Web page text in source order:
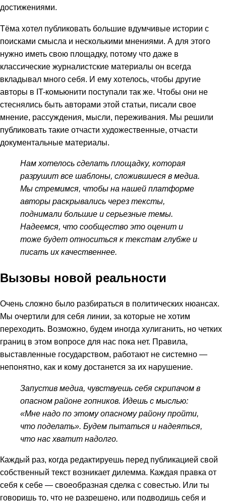
достижениями.
Тёма хотел публиковать большие вдумчивые истории с
поисками смысла и несколькими мнениями. А для этого
нужно иметь свою площадку, потому что даже в
классические журналистские материалы он всегда
вкладывал много себя. И ему хотелось, чтобы другие
авторы в IT-комьюнити поступали так же. Чтобы они не
стеснялись быть авторами этой статьи, писали свое
мнение, рассуждения, мысли, переживания. Мы решили
публиковать такие отчасти художественные, отчасти
документальные материалы.
Нам хотелось сделать площадку, которая
разрушит все шаблоны, сложившиеся в медиа.
Мы стремимся, чтобы на нашей платформе
авторы раскрывались через тексты,
поднимали большие и серьезные темы.
Надеемся, что сообщество это оценит и
тоже будет относиться к текстам глубже и
писать их качественнее.
Вызовы новой реальности
Очень сложно было разбираться в политических нюансах.
Мы очертили для себя линии, за которые не хотим
переходить. Возможно, будем иногда хулиганить, но четких
границ в этом вопросе для нас пока нет. Правила,
выставленные государством, работают не системно —
непонятно, как и кому достанется за их нарушение.
Запустив медиа, чувствуешь себя скрипачом в
опасном районе гопников. Идешь с мыслью:
«Мне надо по этому опасному району пройти,
что поделать». Будем пытаться и надеяться,
что нас хватит надолго.
Каждый раз, когда редактируешь перед публикацией свой
собственный текст возникает дилемма. Каждая правка от
себя к себе — своеобразная сделка с совестью. Или ты
говоришь то, что не разрешено, или подводишь себя и